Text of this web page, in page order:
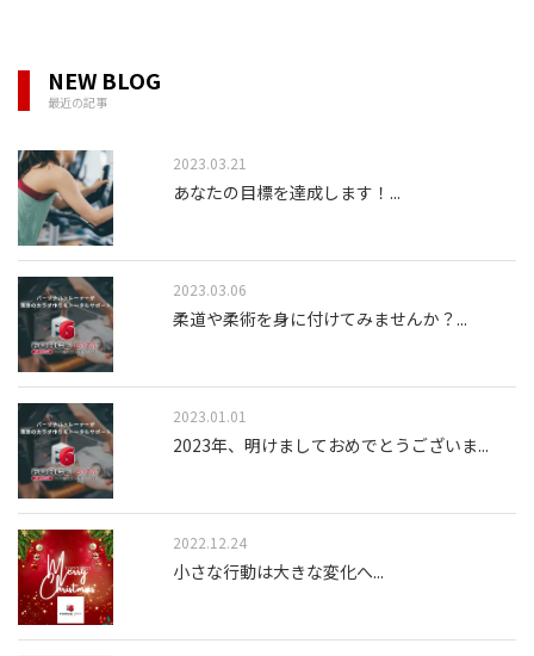
NEW BLOG
最近の記事
2023.03.21
あなたの目標を達成します！ ...
2023.03.06
柔道や柔術を身に付けてみませんか？ ...
2023.01.01
2023年、明けましておめでとうございま...
2022.12.24
小さな行動は大きな変化へ...